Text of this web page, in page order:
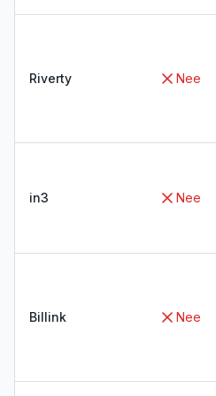
Riverty Nee
in3 Nee
Billink Nee